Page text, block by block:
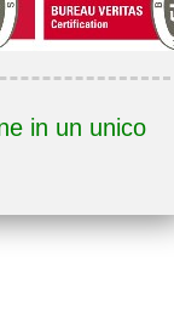
in un unico